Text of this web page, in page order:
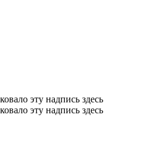
эту надпись здесь
эту надпись здесь